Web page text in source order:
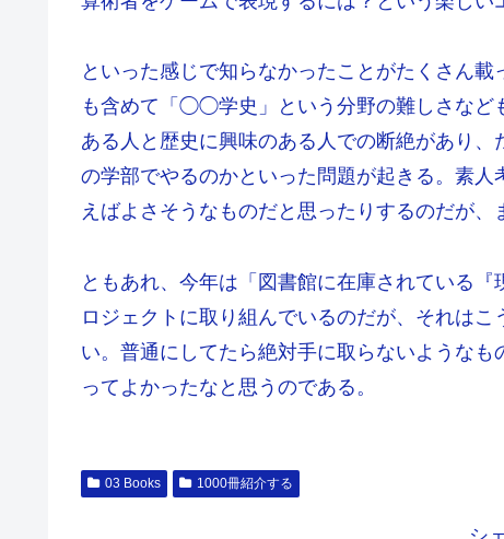
といった感じで知らなかったことがたくさん
も含めて「◯◯学史」という分野の難しさなど
ある人と歴史に興味のある人での断絶があり
の学部でやるのかといった問題が起きる。素
えばよさそうなものだと思ったりするのだが、
ともあれ、今年は「図書館に在庫されている
ロジェクトに取り組んでいるのだが、それは
い。普通にしてたら絶対手に取らないような
ってよかったなと思うのである。
03 Books 1000冊紹介する